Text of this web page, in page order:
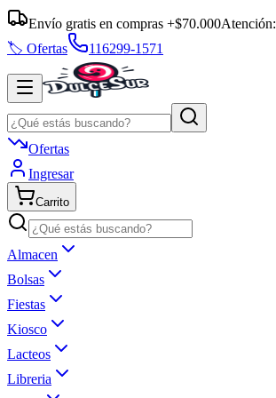
Envío gratis en compras +$70.000Atención:
🏷️ Ofertas
116299-1571
Ofertas
Ingresar
Carrito
Almacen
Bolsas
Fiestas
Kiosco
Lacteos
Libreria